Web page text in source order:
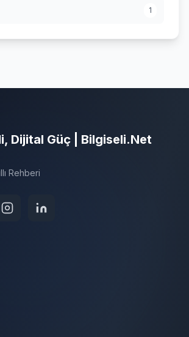
1
Dijital Güç | Bilgiseli.Net
Rehberi